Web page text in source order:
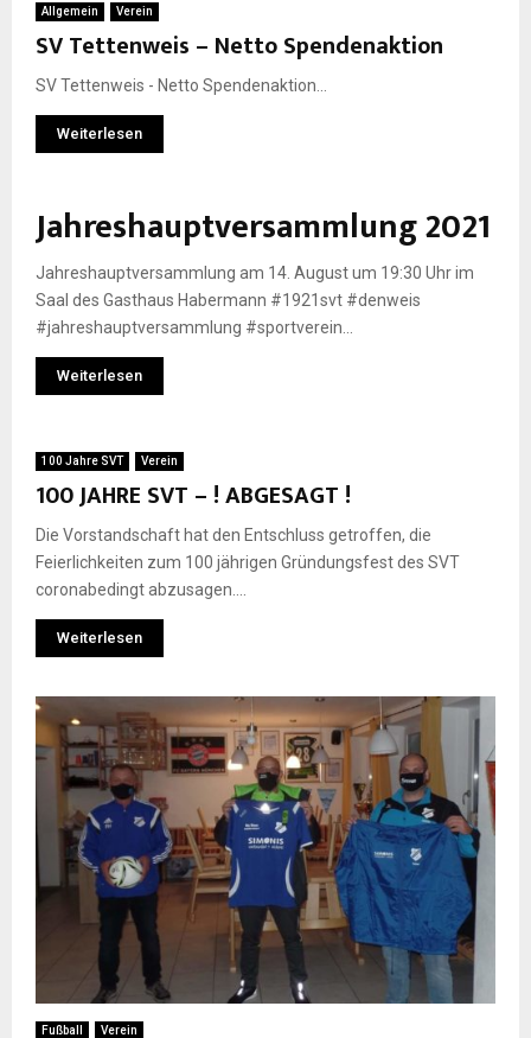
Allgemein Verein
SV Tettenweis – Netto Spendenaktion
SV Tettenweis - Netto Spendenaktion...
Weiterlesen
Jahreshauptversammlung 2021
Jahreshauptversammlung am 14. August um 19:30 Uhr im
Saal des Gasthaus Habermann #1921svt #denweis
#jahreshauptversammlung #sportverein...
Weiterlesen
100 Jahre SVT Verein
100 JAHRE SVT – ! ABGESAGT !
Die Vorstandschaft hat den Entschluss getroffen, die
Feierlichkeiten zum 100 jährigen Gründungsfest des SVT
coronabedingt abzusagen....
Weiterlesen
Fußball Verein